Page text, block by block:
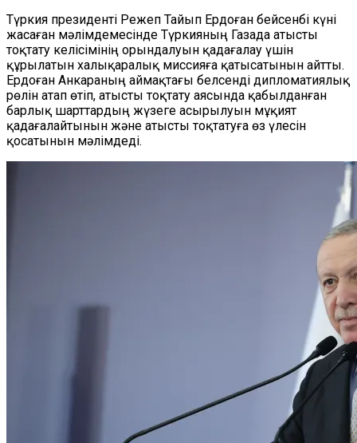
Түркия президенті Режеп Тайып Ердоған бейсенбі күні
жасаған мәлімдемесінде Түркияның Газада атысты
тоқтату келісімінің орындалуын қадағалау үшін
құрылатын халықаралық миссияға қатысатынын айтты.
Ердоған Анкараның аймақтағы белсенді дипломатиялық
рөлін атап өтіп, атысты тоқтату аясында қабылданған
барлық шарттардың жүзеге асырылуын мұқият
қадағалайтынын және атысты тоқтатуға өз үлесін
қосатынын мәлімдеді.